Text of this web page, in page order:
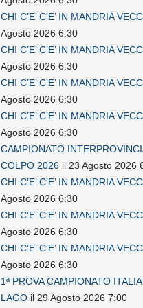
CHI C’E’ C’E’ IN MANDRIA
Agosto 2026 6:30
CHI C’E’ C’E’ IN MANDRIA
Agosto 2026 6:30
CHI C’E’ C’E’ IN MANDRIA
Agosto 2026 6:30
CHI C’E’ C’E’ IN MANDRIA
Agosto 2026 6:30
CAMPIONATO
COLPO 2026 il 23 Agosto 2026
CHI C’E’ C’E’ IN MANDRIA
Agosto 2026 6:30
CHI C’E’ C’E’ IN MANDRIA
Agosto 2026 6:30
CHI C’E’ C’E’ IN MANDRIA
Agosto 2026 6:30
1ª PROVA CAMPIONATO
LAGO il 29 Agosto 2026 7:00